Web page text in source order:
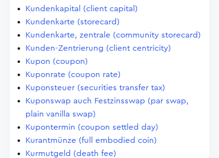
Kundenkapital (client capital)
Kundenkarte (storecard)
Kundenkarte, zentrale (community storecard)
Kunden-Zentrierung (client centricity)
Kupon (coupon)
Kuponrate (coupon rate)
Kuponsteuer (securities transfer tax)
Kuponswap auch Festzinsswap (par swap,
plain vanilla swap)
Kupontermin (coupon settled day)
Kurantmünze (full embodied coin)
Kurmutgeld (death fee)